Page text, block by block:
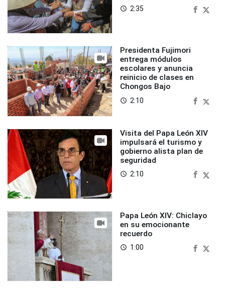
access_time 2:35
Presidenta Fujimori
entrega módulos
escolares y anuncia
reinicio de clases en
Chongos Bajo
access_time 2:10
Visita del Papa León XIV
impulsará el turismo y
gobierno alista plan de
seguridad
access_time 2:10
Papa León XIV: Chiclayo
en su emocionante
recuerdo
access_time 1:00